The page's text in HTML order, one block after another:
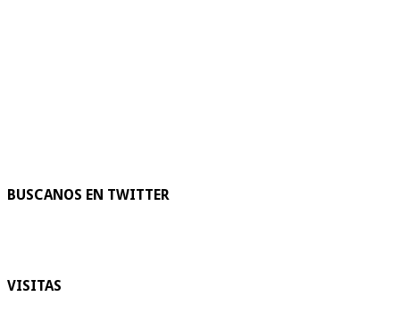
BUSCANOS EN TWITTER
VISITAS